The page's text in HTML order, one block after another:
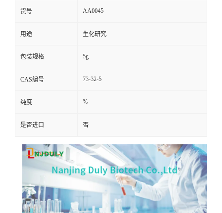
货号 AA0045
用途 生化研究
包装规格 5g
CAS编号 73-32-5
纯度 %
是否进口 否